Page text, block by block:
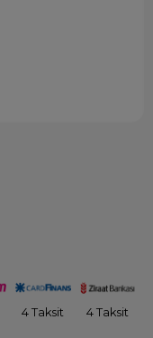
4 Taksit 4 Taksit